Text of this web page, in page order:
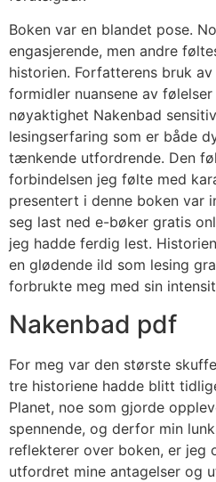
Boken var en blandet pose.
engasjerende, men andre
historien. Forfatterens bruk
formidler nuansene av
nøyaktighet Nakenbad
lesingserfaring som er både
tænkende utfordrende. Den
forbindelsen jeg følte med
presentert i denne boken var
seg last ned e-bøker gratis
jeg hadde ferdig lest.
en glødende ild som lesing
forbrukte meg med sin
Nakenbad pdf
For meg var den største
tre historiene hadde blitt
Planet, noe som gjorde
spennende, og derfor min
reflekterer over boken, er jeg
utfordret mine antagelser og